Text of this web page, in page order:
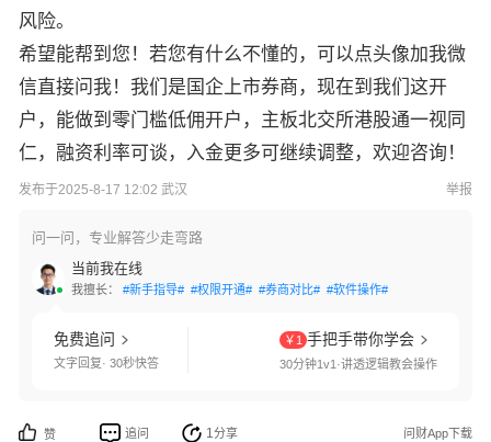
风险。
希望能帮到您！若您有什么不懂的，可以点头像加我微
信直接问我！我们是国企上市券商，现在到我们这开
户，能做到零门槛低佣开户，主板北交所港股通一视同
仁，融资利率可谈，入金更多可继续调整，欢迎咨询！
发布于2025-8-17 12:02 武汉 举报
问一问，专业解答少走弯路
当前我在线
我擅长： #新手指导# #权限开通# #券商对比# #软件操作#
免费追问
文字回复· 30秒快答
￥1 手把手带你学会
30分钟1v1·讲透逻辑教会操作
赞 追问 1分享 问财App下载